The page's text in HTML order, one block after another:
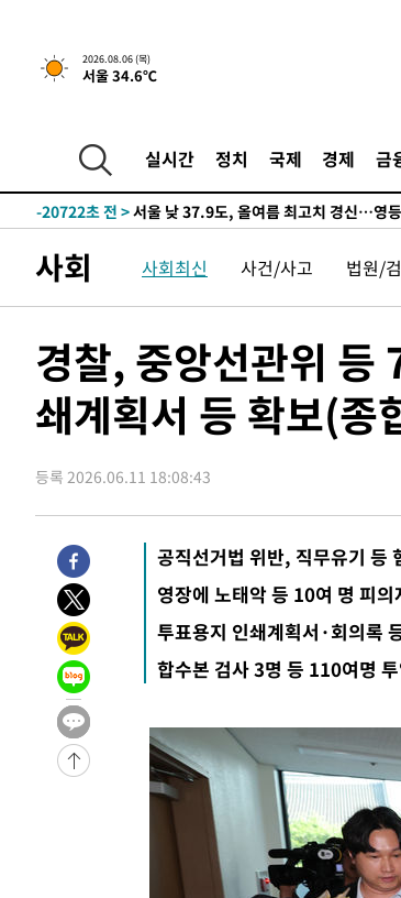
2026.08.06 (목)
서울 34.6℃
실시간 정치 국제 경제 금
-21434초 전 >'낮 최고 39도' 불볕더위…한밤 열대야도
-21055초 전 >
-20882초 전 >
'월드컵 탈락 후폭풍' 축구협회…초유의
-20722초 전 >
서울 낮 37.9도, 올여름 최고치 경신…영
-20284초 전 >[속보]종합특검, 대검 추가 압수수색…내
-16379초 전 >
[속보]코스닥, 800p 회복…0.26% 오른
-13773초 전 >
"여기 떨어졌다"…다누리, 스페이스X 로
-10818초 전 >
손흥민, 5경기 연속골 실패…LAFC는 승
-3419초 전 >내일까지 39도 '펄펄'…기상청 "태풍 지나며
-3034초 전 >"美간섭에 합의 지연"…트럼프, '이란 호르
7분 전 >[속보]산업장관 "李정부, 원전 반대 안해…안정
29분 전 >
[속보]경찰, '홍명보 선임 논란' 대한축구협회·
-24474초 전 > [속보]합참 "北 발사체는 단거리탄도미사
화"
-24222초 전 >
日방위성, 北이 동해로 쏜 발사체는 탄도미
-22652초 전 >
[속보] SKT, 에이닷 서비스 장애 발생…"
-22058초 전 >
[속보]합참 "북, 동해상으로 미상 발사체
-21454초 전 >
-21413초 전 >
[속보]7~9일 프로야구 3연전도 폭염 취
-21075초 전 >
"韓 외환시장 개입 관측 배경엔 美의 대
'월드컵 탈락 후폭풍' 축구협회…초유의
서울 낮 37.9도, 올여름 최고치 경신…영
[속보]종합특검, 대검 추가 압수수색…내란
[속보]코스닥, 800p 회복…0.26% 오른
사회 사회최신 사건/사고 법원/
경찰, 중앙선관위
쇄계획서 등 확보(종
등록 2026.06.11 18:08:43
공직선거법 위반, 직무유기 등
영장에 노태악 등 10여 명 피의
투표용지 인쇄계획서·회의록
합수본 검사 3명 등 110여명